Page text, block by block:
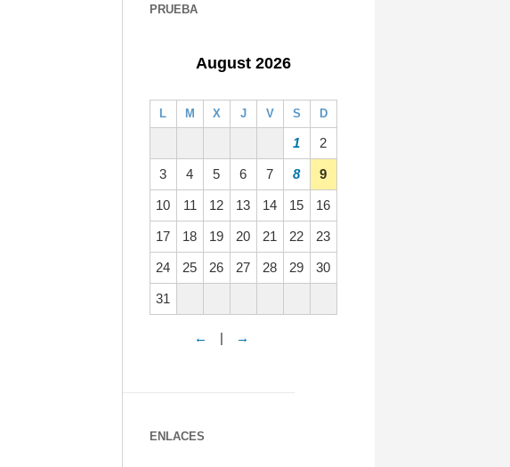
PRUEBA
August 2026
L M X J V S D
1 2
3 4 5 6 7 8 9
10 11 12 13 14 15 16
17 18 19 20 21 22 23
24 25 26 27 28 29 30
31
← | →
ENLACES